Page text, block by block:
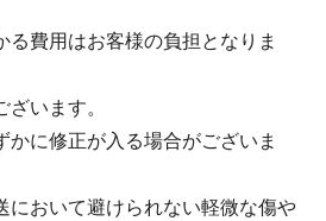
費用はお客様の負担となりま
います。
に修正が入る場合がございま
において避けられない軽微な傷や